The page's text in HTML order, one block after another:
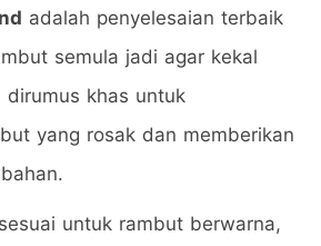
adalah penyelesaian terbaik
semula jadi agar kekal
khas untuk
yang rosak dan memberikan
untuk rambut berwarna,